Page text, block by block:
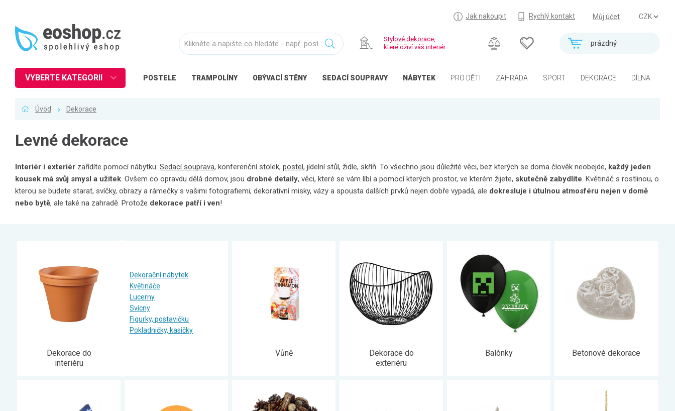
Můj účet
Jak nakoupit Rychlý kontakt
prázdný
Stylové dekorace,
které oživí váš interiér
POSTELE TRAMPOLÍNY OBÝVACÍ STĚNY SEDACÍ SOUPRAVY NÁBYTEK PRO DĚTI ZAHRADA SPORT DEKORACE DÍLNA
VYBERTE KATEGORII
Ložnice
Dětské zboží
Předsíň a chodba
Pracovna a kancelář
Auto-moto
Dekorace
Textil, koberce
Sedací vaky
Úvod Dekorace
Levné dekorace
Interiér i exteriér zařídíte pomocí nábytku. Sedací souprava, konferenční stolek, postel, jídelní stůl, židle, skříň. To všechno jsou důležité věci, bez kterých se doma člověk neobejde, každý jeden
kousek má svůj smysl a užitek. Ovšem co opravdu dělá domov, jsou drobné detaily, věci, které se vám líbí a pomocí kterých prostor, ve kterém žijete, skutečně zabydlíte. Květináč s rostlinou, o
kterou se budete starat, svíčky, obrazy a rámečky s vašimi fotografiemi, dekorativní misky, vázy a spousta dalších prvků nejen dobře vypadá, ale dokresluje i útulnou atmosféru nejen v domě
nebo bytě, ale také na zahradě. Protože dekorace patří i ven!
Dekorace do
interiéru
Dekorační nábytek
Květináče
Lucerny
Svícny
Figurky, postavičku
Pokladničky, kasičky
Vůně
Dekorace do
exteriéru
Balónky Betonové dekorace